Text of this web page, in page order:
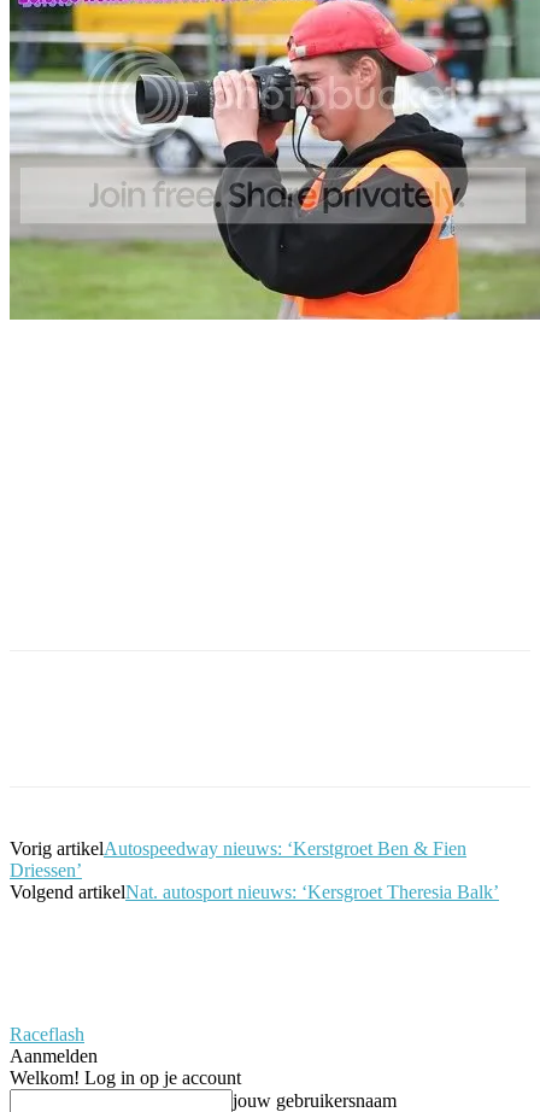
Vorig artikelAutospeedway nieuws: ‘Kerstgroet Ben & Fien
Driessen’
Volgend artikelNat. autosport nieuws: ‘Kersgroet Theresia Balk’
Raceflash
Aanmelden
Welkom! Log in op je account
jouw gebruikersnaam